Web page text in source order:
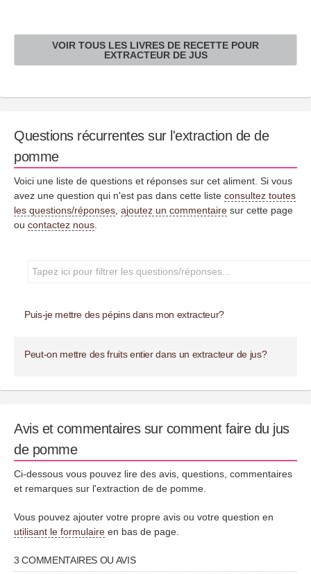
VOIR TOUS LES LIVRES DE RECETTE POUR
EXTRACTEUR DE JUS
Questions récurrentes sur l'extraction de de
pomme
Voici une liste de questions et réponses sur cet aliment. Si vous
avez une question qui n'est pas dans cette liste consultez toutes
les questions/réponses ajoutez un commentaire sur cette page
ou contactez nous
Puis-je mettre des pépins dans mon extracteur?
Peut-on mettre des fruits entier dans un extracteur de jus?
Avis et commentaires sur comment faire du jus
de pomme
Ci-dessous vous pouvez lire des avis, questions, commentaires
et remarques sur l'extraction de de pomme.
Vous pouvez ajouter votre propre avis ou votre question en
utilisant le formulaire en bas de page.
3 COMMENTAIRES OU AVIS